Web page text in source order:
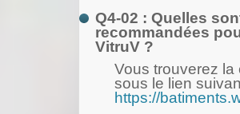
Q4-02 : Quelles
recommandées
VitruV ?
Vous trouverez
sous le lien
https://